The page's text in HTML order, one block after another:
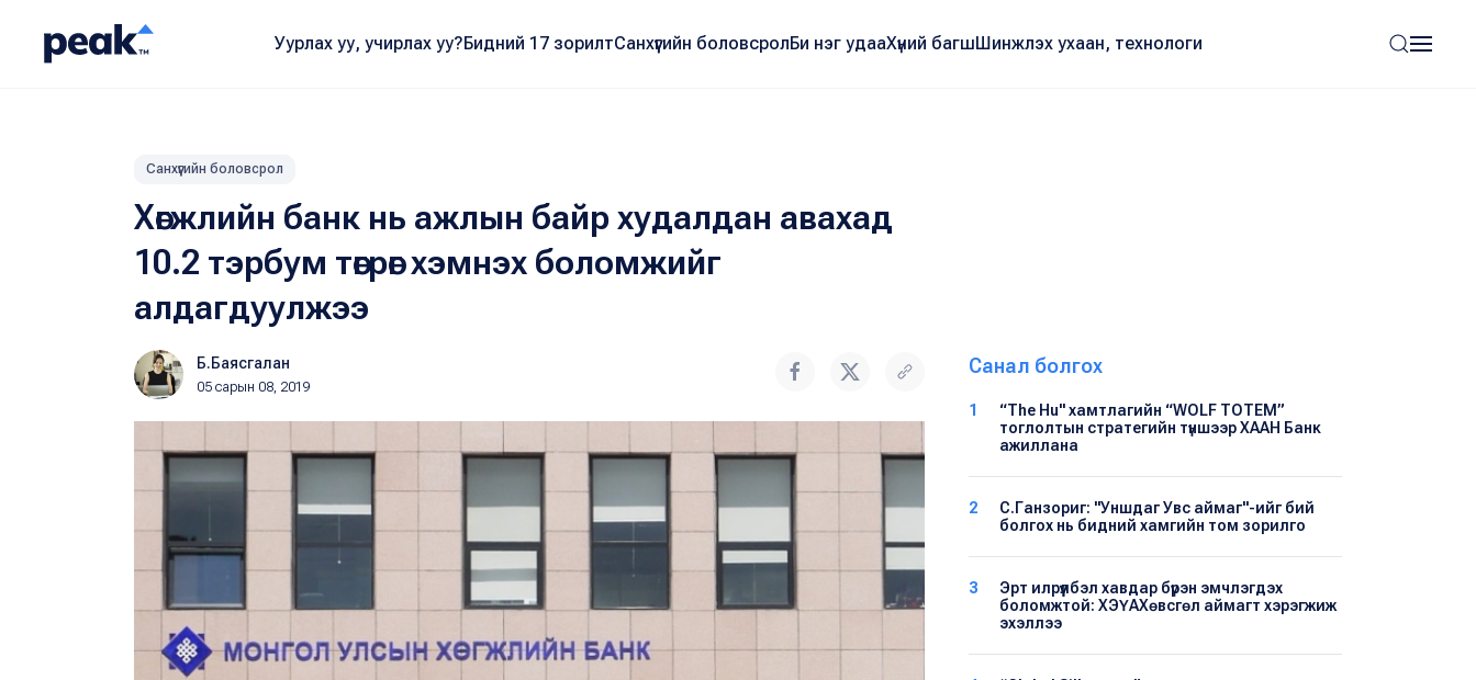
Уурлах уу, учирлах уу?Бидний 17 зорилтСанхүүгийн боловсролБи нэг удааХүний багшШинжлэх ухаан, технологи
Санхүүгийн боловсрол
Хөгжлийн банк нь ажлын байр худалдан авахад
10.2 тэрбум төгрөг хэмнэх боломжийг
алдагдуулжээ
Б.Баясгалан
05 сарын 08, 2019
Санал болгох
1
“The Hu" хамтлагийн “WOLF TOTEM”
тоглолтын стратегийн түншээр ХААН Банк
ажиллана
2
С.Ганзориг: "Уншдаг Увс аймаг"-ийг бий
болгох нь бидний хамгийн том зорилго
3
Эрт илрүүлбэл хавдар бүрэн эмчлэгдэх
боломжтой: ХЭҮА​Хөвсгөл аймагт хэрэгжиж
эхэллээ